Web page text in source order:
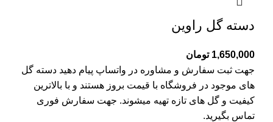
دسته گل راوین
1,650,000 تومان
جهت ثبت سفارش و مشاوره در واتساپ پیام دهید دسته گل
های موجود در فروشگاه با قیمت بروز هستند و با بالاترین
کیفیت و گل های تازه تهیه میشوند. جهت سفارش فوری
تماس بگیرید.